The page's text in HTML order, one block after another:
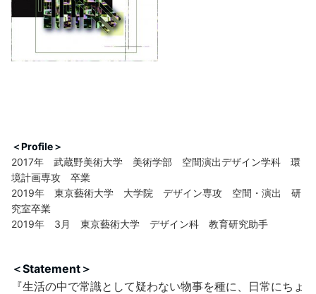
＜Profile＞
2017年 武蔵野美術大学 美術学部 空間演出デザイン学科 環
境計画専攻 卒業
2019年 東京藝術大学 大学院 デザイン専攻 空間・演出 研
究室卒業
2019年 3月 東京藝術大学 デザイン科 教育研究助手
＜Statement＞
『生活の中で常識として疑わない物事を種に、日常にちょ